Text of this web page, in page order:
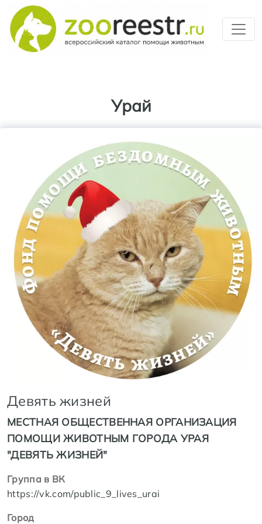
Урай
Девять жизней
МЕСТНАЯ ОБЩЕСТВЕННАЯ ОРГАНИЗАЦИЯ
ПОМОЩИ ЖИВОТНЫМ ГОРОДА УРАЯ
"ДЕВЯТЬ ЖИЗНЕЙ"
Группа в ВК
https://vk.com/public_9_lives_urai
Город